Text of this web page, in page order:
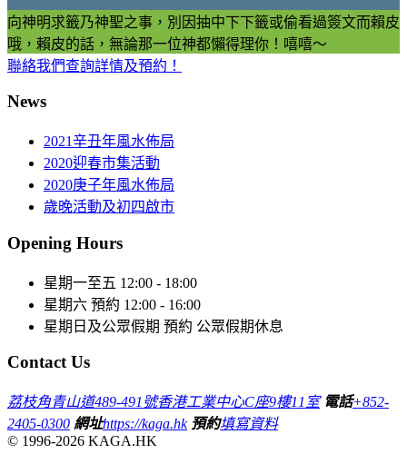
向神明求籤乃神聖之事，別因抽中下下籤或偷看過簽文而賴皮
哦，賴皮的話，無論那一位神都懶得理你！嘻嘻～
聯絡我們查詢詳情及預約！
News
2021辛丑年風水佈局
2020迎春市集活動
2020庚子年風水佈局
歲晚活動及初四啟市
Opening Hours
星期一至五 12:00 - 18:00
星期六 預約 12:00 - 16:00
星期日及公眾假期 預約 公眾假期休息
Contact Us
荔枝角青山道489-491號香港工業中心C座9樓11室 電話+852-
2405-0300 網址https://kaga.hk 預約填寫資料
© 1996-2026 KAGA.HK